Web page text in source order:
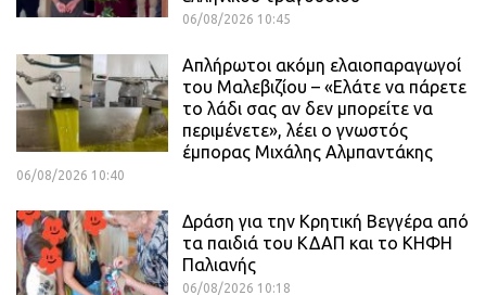
06/08/2026 10:45
Απλήρωτοι ακόμη ελαιοπαραγωγοί
του Μαλεβιζίου – «Ελάτε να πάρετε
το λάδι σας αν δεν μπορείτε να
περιμένετε», λέει ο γνωστός
έμπορας Μιχάλης Αλμπαντάκης
06/08/2026 10:40
Δράση για την Κρητική Βεγγέρα από
τα παιδιά του ΚΔΑΠ και το ΚΗΦΗ
Παλιανής
06/08/2026 10:18